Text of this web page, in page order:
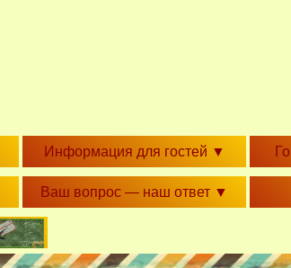
Информация для гостей ▼
Ваш вопрос — наш ответ ▼